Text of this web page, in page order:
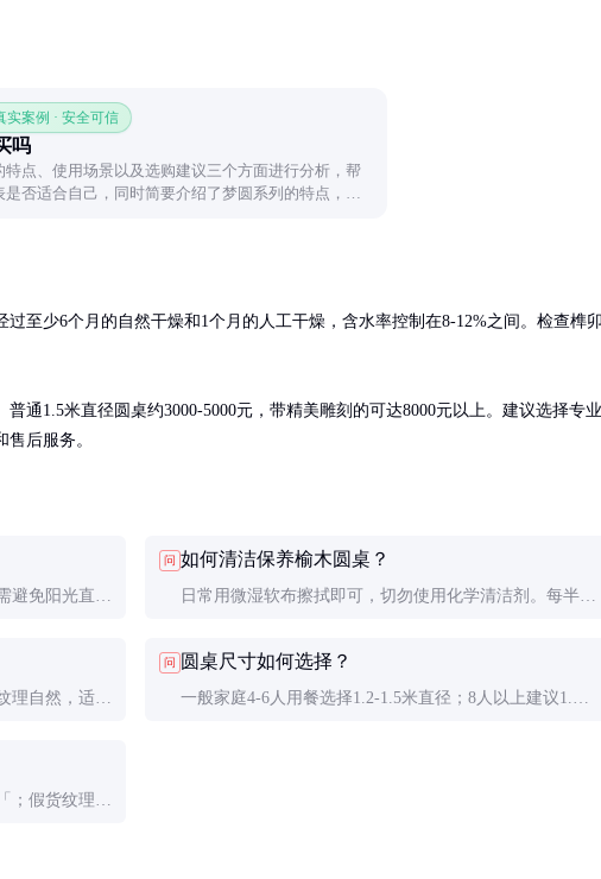
实案例 · 安全可信
吗
特点、使用场景以及选购建议三个方面进行分析，帮
是否适合自己，同时简要介绍了梦圆系列的特点，为
至少6个月的自然干燥和1个月的人工干燥，含水率控制在8-12%之间。检查榫
通1.5米直径圆桌约3000-5000元，带精美雕刻的可达8000元以上。建议选择专业
后服务。
避免阳光直射
问 如何清洁保养榆木圆桌？
日常用微湿软布擦拭即可，切勿使用化学清洁剂。每半年
理自然，适合
问 圆桌尺寸如何选择？
一般家庭4-6人用餐选择1.2-1.5米直径；8人以上建议1.8
；假货纹理呆